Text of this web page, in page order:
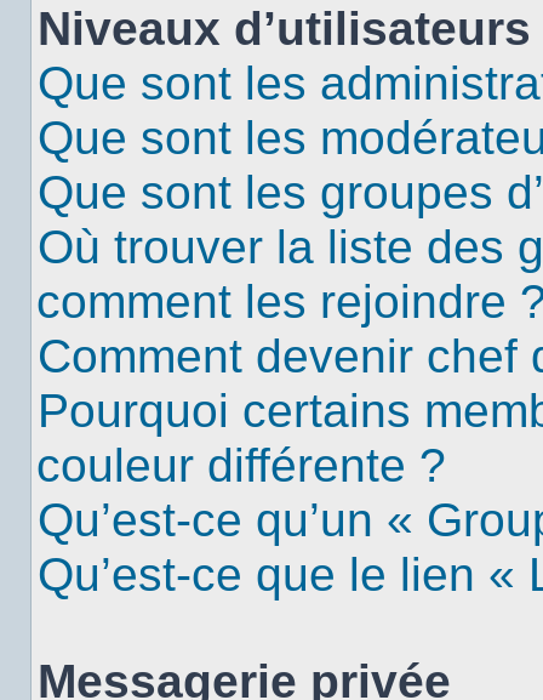
Niveaux
Que sont les
Que sont les
Que sont les groupes
Où trouver la liste des
comment les rejoindre
Comment devenir chef
Pourquoi certains
couleur différente ?
Qu’est-ce qu’un «
Qu’est-ce que le lien «
Messagerie privée